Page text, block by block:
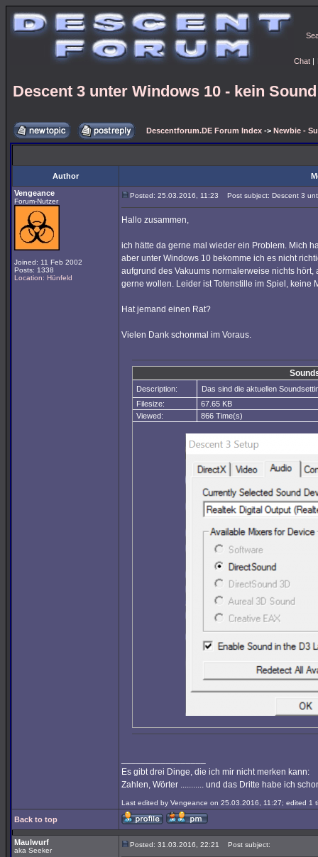
Chat |
Descent 3 unter Windows 10 - kein Sound
Descentforum.DE Forum Index -> Newbie -
Author
Vengeance
Forum-Nutzer
Joined: 11 Feb 2002
Posts: 1338
Location: Hünfeld
Posted: 25.03.2016, 11:23 Post subject: Descent 3
Hallo zusammen,
ich hätte da gerne mal wieder ein Problem. Mich
aber unter Windows 10 bekomme ich es nicht
aufgrund des Vakuums normalerweise nichts
gerne wollen. Leider ist Totenstille im Spiel, keine
Hat jemand einen Rat?
Vielen Dank schonmal im Voraus.
Description:
Das sind die aktuellen
Filesize:
67.65 KB
Viewed:
866 Time(s)
Es gibt drei Dinge, die ich mir nicht merken kann:
Zahlen, Wörter ........... und das Dritte habe ich
Last edited by Vengeance on 25.03.2016, 11:27; edited 1
Back to top
Maulwurf
aka Seeker
Posted: 31.03.2016, 22:21 Post subject: